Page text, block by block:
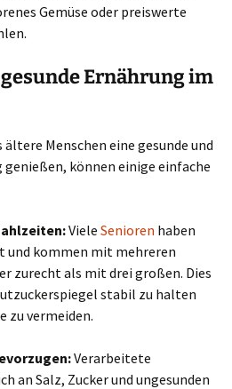
Gemüse oder preiswerte
Ernährung im
Menschen eine gesunde und
genießen, können einige einfache
Viele Senioren haben
und kommen mit mehreren
zurecht als mit drei großen. Dies
stabil zu halten
zu vermeiden.
Verarbeitete
an Salz, Zucker und ungesunden